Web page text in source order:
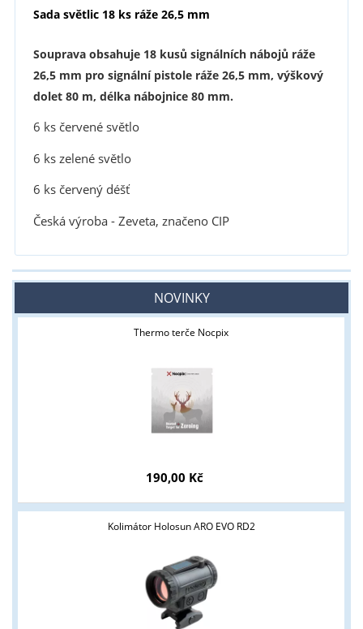
Sada světlic 18 ks ráže 26,5 mm
Souprava obsahuje 18 kusů signálních nábojů ráže
26,5 mm pro signální pistole ráže 26,5 mm, výškový
dolet 80 m, délka nábojnice 80 mm.
6 ks červené světlo
6 ks zelené světlo
6 ks červený déšť
Česká výroba - Zeveta, značeno CIP
NOVINKY
Thermo terče Nocpix
190,00 Kč
Kolimátor Holosun ARO EVO RD2